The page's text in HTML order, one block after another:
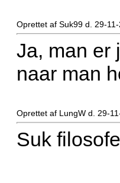
Oprettet af Suk99 d. 29-
Ja, man er
naar man
Oprettet af LungW d. 29-
Suk